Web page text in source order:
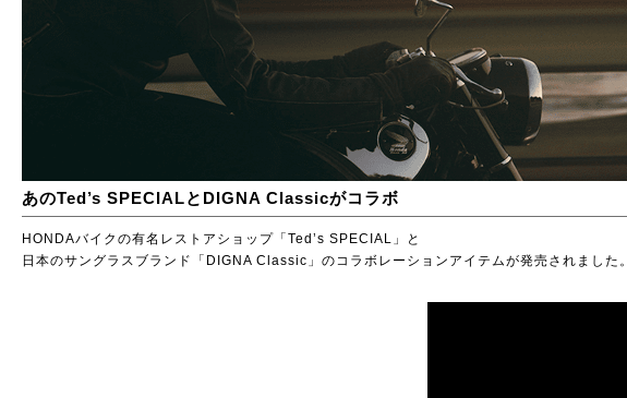
あのTed’s SPECIALとDIGNA Classicがコラボ
HONDAバイクの有名レストアショップ「Ted’s SPECIAL」と
日本のサングラスブランド「DIGNA Classic」のコラボレーションアイテムが発売されました。